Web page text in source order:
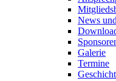
News
Galerie
Termine